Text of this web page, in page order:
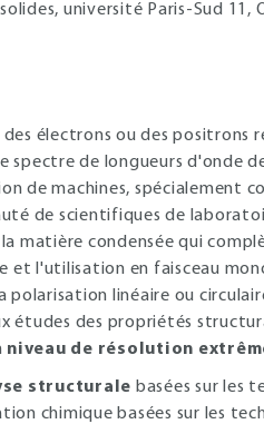
université Paris-Sud 11,
électrons ou des positrons
de longueurs d'onde
de machines, spécialement
de scientifiques de
matière condensée qui
et l'utilisation en faisceau
linéaire ou
études des propriétés
niveau de résolution
structurale basées sur les
chimique basées sur les